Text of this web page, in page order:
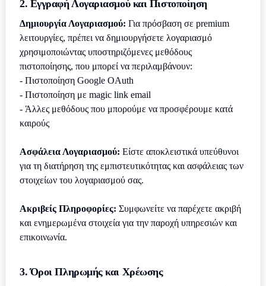
2. Εγγραφή Λογαριασμού και Πιστοποίηση
Δημιουργία Λογαριασμού: Για πρόσβαση σε premium
λειτουργίες, πρέπει να δημιουργήσετε λογαριασμό
χρησιμοποιώντας υποστηριζόμενες μεθόδους
πιστοποίησης, που μπορεί να περιλαμβάνουν:
- Πιστοποίηση Google OAuth
- Πιστοποίηση με magic link email
- Άλλες μεθόδους που μπορούμε να προσφέρουμε κατά
καιρούς
Ασφάλεια Λογαριασμού: Είστε αποκλειστικά υπεύθυνοι
για τη διατήρηση της εμπιστευτικότητας και ασφάλειας των
στοιχείων του λογαριασμού σας.
Ακριβείς Πληροφορίες: Συμφωνείτε να παρέχετε ακριβή
και ενημερωμένα στοιχεία για την παροχή υπηρεσιών και
επικοινωνία.
3. Όροι Πληρωμής και Χρέωσης